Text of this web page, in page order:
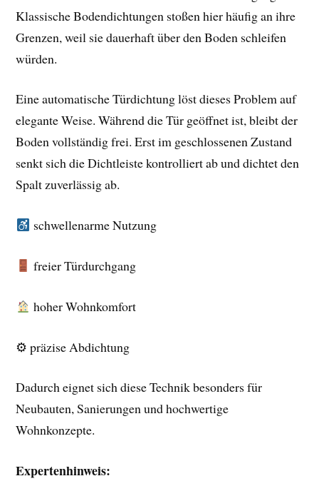
Klassische Bodendichtungen stoßen hier häufig an ihre
Grenzen, weil sie dauerhaft über den Boden schleifen
würden.
Eine automatische Türdichtung löst dieses Problem auf
elegante Weise. Während die Tür geöffnet ist, bleibt der
Boden vollständig frei. Erst im geschlossenen Zustand
senkt sich die Dichtleiste kontrolliert ab und dichtet den
Spalt zuverlässig ab.
schwellenarme Nutzung
freier Türdurchgang
hoher Wohnkomfort
⚙ präzise Abdichtung
Dadurch eignet sich diese Technik besonders für
Neubauten, Sanierungen und hochwertige
Wohnkonzepte.
Expertenhinweis: